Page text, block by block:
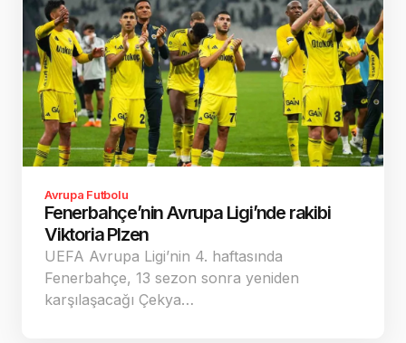
Avrupa Futbolu
Fenerbahçe’nin Avrupa Ligi’nde rakibi
Viktoria Plzen
UEFA Avrupa Ligi’nin 4. haftasında
Fenerbahçe, 13 sezon sonra yeniden
karşılaşacağı Çekya…